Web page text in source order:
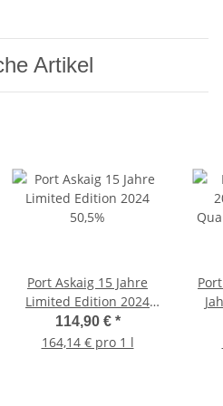
Artikel
Port Askaig 15 Jahre
Limited Edition 2024
50,5%
114,90 € *
164,14 € pro 1 l